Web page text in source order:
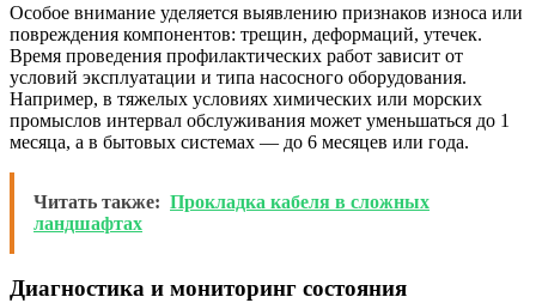
Особое внимание уделяется выявлению признаков износа или
повреждения компонентов: трещин, деформаций, утечек.
Время проведения профилактических работ зависит от
условий эксплуатации и типа насосного оборудования.
Например, в тяжелых условиях химических или морских
промыслов интервал обслуживания может уменьшаться до 1
месяца, а в бытовых системах — до 6 месяцев или года.
Читать также: Прокладка кабеля в сложных
ландшафтах
Диагностика и мониторинг состояния